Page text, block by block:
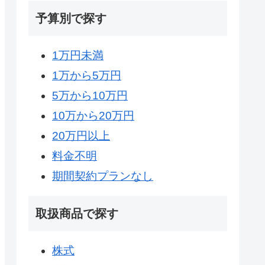
予算別で探す
1万円未満
1万から5万円
5万から10万円
10万から20万円
20万円以上
料金不明
期間契約プランなし
取扱商品で探す
株式